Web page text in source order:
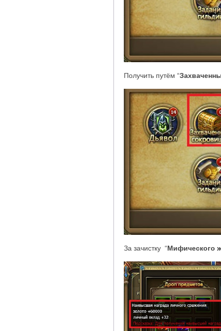
Получить путём “
За зачистку “Мифического